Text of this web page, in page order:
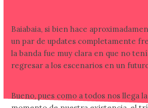
Baiabaia, si bien hace
un par de updates completamente
la banda fue muy clara en que no
regresar a los escenarios en un
Bueno, pues como a todos nos llega